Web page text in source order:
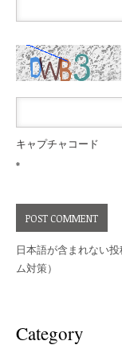
キャプチャコード
*
日本語が含まれない
ム対策）
Category